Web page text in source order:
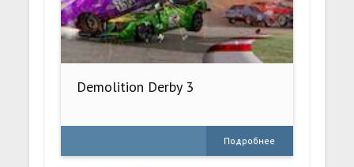
Demolition Derby 3
Подробнее